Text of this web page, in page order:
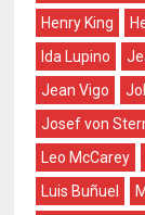
Henry King
Ida Lupino
Jean Vigo
Josef von
Leo McCarey
Luis Buñuel